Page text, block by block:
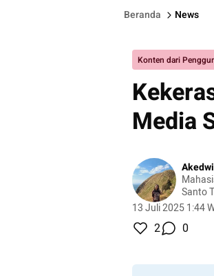
Beranda News
Konten dari
Media
Santo
13 Juli 2025 1:44
2 0